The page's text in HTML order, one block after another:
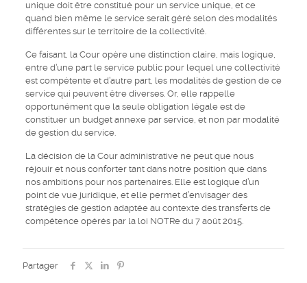
unique doit être constitué pour un service unique, et ce
quand bien même le service serait géré selon des modalités
différentes sur le territoire de la collectivité.
Ce faisant, la Cour opère une distinction claire, mais logique,
entre d’une part le service public pour lequel une collectivité
est compétente et d’autre part, les modalités de gestion de ce
service qui peuvent être diverses. Or, elle rappelle
opportunément que la seule obligation légale est de
constituer un budget annexe par service, et non par modalité
de gestion du service.
La décision de la Cour administrative ne peut que nous
réjouir et nous conforter tant dans notre position que dans
nos ambitions pour nos partenaires. Elle est logique d’un
point de vue juridique, et elle permet d’envisager des
stratégies de gestion adaptée au contexte des transferts de
compétence opérés par la loi NOTRe du 7 août 2015.
Partager